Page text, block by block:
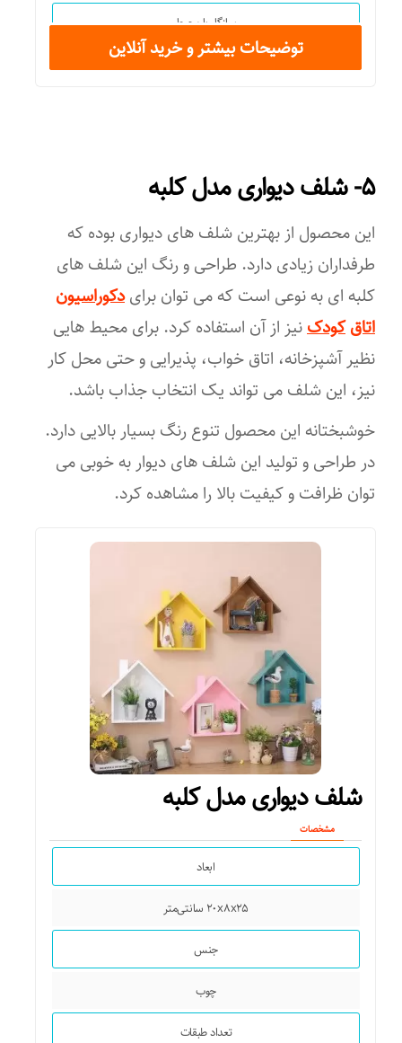
سازگار با محیط
توضیحات بیشتر و خرید آنلاین
۵- شلف دیواری مدل کلبه
این محصول از بهترین شلف های دیواری بوده که
طرفداران زیادی دارد. طراحی و رنگ این شلف های
کلبه ای به نوعی است که می توان برایدکوراسیون
اتاق کودکنیز از آن استفاده کرد. برای محیط هایی
نظیر آشپزخانه، اتاق خواب، پذیرایی و حتی محل کار
نیز، این شلف می تواند یک انتخاب جذاب باشد.
خوشبختانه این محصول تنوع رنگ بسیار بالایی دارد.
در طراحی و تولید این شلف های دیوار به خوبی می
توان ظرافت و کیفیت بالا را مشاهده کرد.
شلف دیواری مدل کلبه
مشخصات
ابعاد
۲۰x۸x۲۵ سانتی‌متر
جنس
چوب
تعداد طبقات